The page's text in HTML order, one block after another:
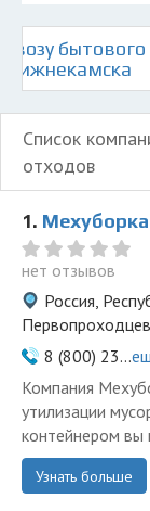
бытового
Нижнекамска
Список
отходов
1. Мехуборка
нет отзывов
Россия,
8 (800) 23...
Компания
утилизации
контейнером вы
Узнать больше